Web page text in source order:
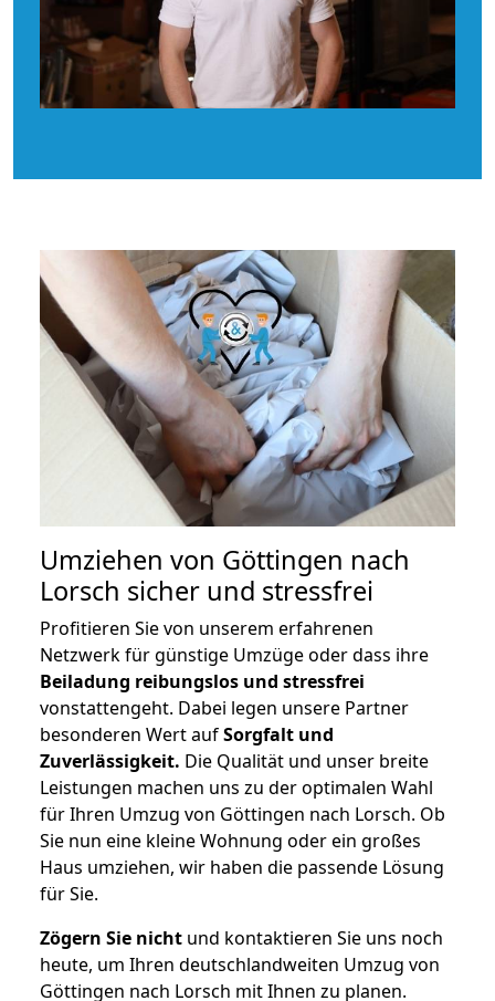
Umziehen von Göttingen nach
Lorsch sicher und stressfrei
Profitieren Sie von unserem erfahrenen
Netzwerk für günstige Umzüge oder dass ihre
Beiladung reibungslos und stressfrei
vonstattengeht. Dabei legen unsere Partner
besonderen Wert aufSorgfalt und
Zuverlässigkeit. Die Qualität und unser breite
Leistungen machen uns zu der optimalen Wahl
für Ihren Umzug von Göttingen nach Lorsch. Ob
Sie nun eine kleine Wohnung oder ein großes
Haus umziehen, wir haben die passende Lösung
für Sie.
Zögern Sie nicht und kontaktieren Sie uns noch
heute, um Ihren deutschlandweiten Umzug von
Göttingen nach Lorsch mit Ihnen zu planen.